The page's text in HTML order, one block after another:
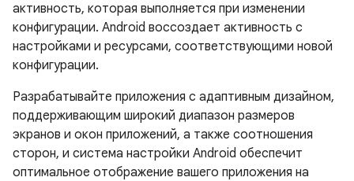
активность, которая выполняется при изменении
конфигурации. Android воссоздает активность с
настройками и ресурсами, соответствующими новой
конфигурации.
Разрабатывайте приложения с адаптивным дизайном,
поддерживающим широкий диапазон размеров
экранов и окон приложений, а также соотношения
сторон, и система настройки Android обеспечит
оптимальное отображение вашего приложения на